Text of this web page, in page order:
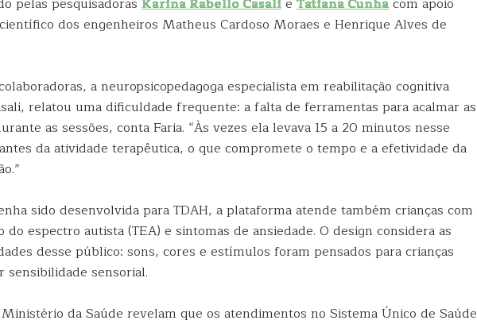
dos engenheiros Matheus Cardoso Moraes e Henrique Alves de
a neuropsicopedagoga especialista em reabilitação cognitiva
relatou uma dificuldade frequente: a falta de ferramentas para acalmar as
as sessões, conta Faria. “Às vezes ela levava 15 a 20 minutos nesse
da atividade terapêutica, o que compromete o tempo e a efetividade da
sido desenvolvida para TDAH, a plataforma atende também crianças com
do espectro autista (TEA) e sintomas de ansiedade. O design considera as
desse público: sons, cores e estímulos foram pensados para crianças
sensibilidade sensorial.
da Saúde revelam que os atendimentos no Sistema Único de Saúde